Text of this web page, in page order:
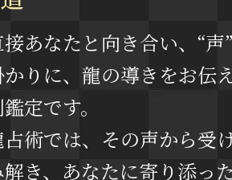
あなたと向き合い、“声
りに、龍の導きをお伝
定です。
術では、その声から受
き、あなたに寄り添っ